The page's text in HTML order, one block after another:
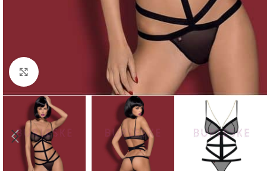
Haga Click para agrandar